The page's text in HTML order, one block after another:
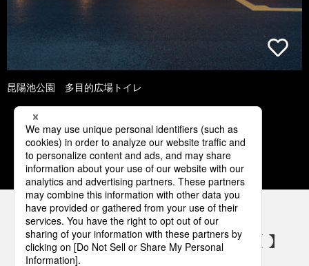
昆陽池公園 多目的広場トイレ
1 2 3 4 5
パナソニックの電気設備 SNSアカウント